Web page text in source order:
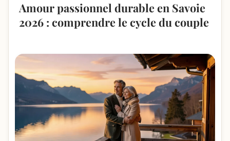
Amour passionnel durable en Savoie
2026 : comprendre le cycle du couple